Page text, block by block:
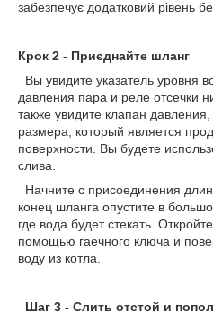
забезпечує додатковий рівень
Крок 2 - Приєднайте шланг
Вы увидите указатель уровня
давления пара и реле отсечки
также увидите клапан
размера, который является
поверхности. Вы будете
слива.
Начните с присоединения
конец шланга опустите в
где вода будет стекать.
помощью гаечного ключа и
воду из котла.
Шаг 3 - Слить отстой и